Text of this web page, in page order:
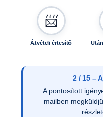
📨
Átvételi értesítő
3 / 15 –
Az ajánlat írásos
a vevői